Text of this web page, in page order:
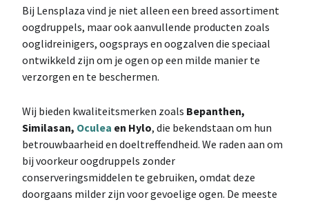
Bij Lensplaza vind je niet alleen een breed assortiment
oogdruppels, maar ook aanvullende producten zoals
ooglidreinigers, oogsprays en oogzalven die speciaal
ontwikkeld zijn om je ogen op een milde manier te
verzorgen en te beschermen.
Wij bieden kwaliteitsmerken zoals Bepanthen,
Similasan, Oculea en Hylo, die bekendstaan om hun
betrouwbaarheid en doeltreffendheid. We raden aan om
bij voorkeur oogdruppels zonder
conserveringsmiddelen te gebruiken, omdat deze
doorgaans milder zijn voor gevoelige ogen. De meeste